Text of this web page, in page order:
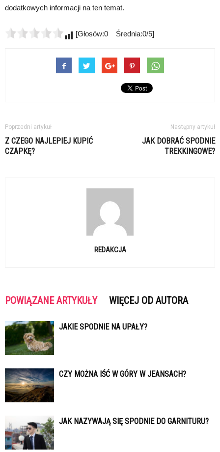
dodatkowych informacji na ten temat.
[Głosów:0 Średnia:0/5]
Poprzedni artykuł
Z CZEGO NAJLEPIEJ KUPIĆ
CZAPKĘ?
Następny artykuł
JAK DOBRAĆ SPODNIE
TREKKINGOWE?
REDAKCJA
POWIĄZANE ARTYKUŁY WIĘCEJ OD AUTORA
JAKIE SPODNIE NA UPAŁY?
CZY MOŻNA IŚĆ W GÓRY W JEANSACH?
JAK NAZYWAJĄ SIĘ SPODNIE DO GARNITURU?